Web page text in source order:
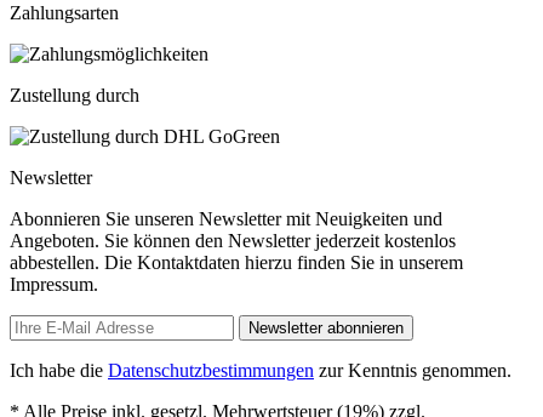
Zahlungsarten
Zustellung durch
Newsletter
Abonnieren Sie unseren Newsletter mit Neuigkeiten und
Angeboten. Sie können den Newsletter jederzeit kostenlos
abbestellen. Die Kontaktdaten hierzu finden Sie in unserem
Impressum.
Newsletter abonnieren
Ich habe die Datenschutzbestimmungen zur Kenntnis genommen.
* Alle Preise inkl. gesetzl. Mehrwertsteuer (19%) zzgl.